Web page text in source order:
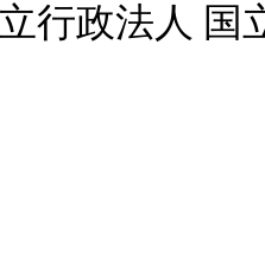
行政法人 国